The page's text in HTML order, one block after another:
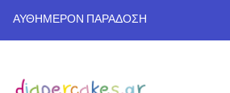
ΑΥΘΗΜΕΡΟΝ ΠΑΡΑΔΟΣΗ